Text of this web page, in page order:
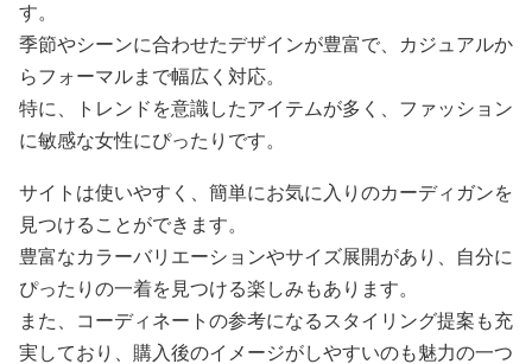
す。
季節やシーンに合わせたデザインが豊富で、カジュアルか
らフォーマルまで幅広く対応。
特に、トレンドを意識したアイテムが多く、ファッション
に敏感な女性にぴったりです。
サイトは使いやすく、簡単にお気に入りのカーディガンを
見つけることができます。
豊富なカラーバリエーションやサイズ展開があり、自分に
ぴったりの一着を見つける楽しみもあります。
また、コーディネートの参考になるスタイリング提案も充
実しており、購入後のイメージがしやすいのも魅力の一つ